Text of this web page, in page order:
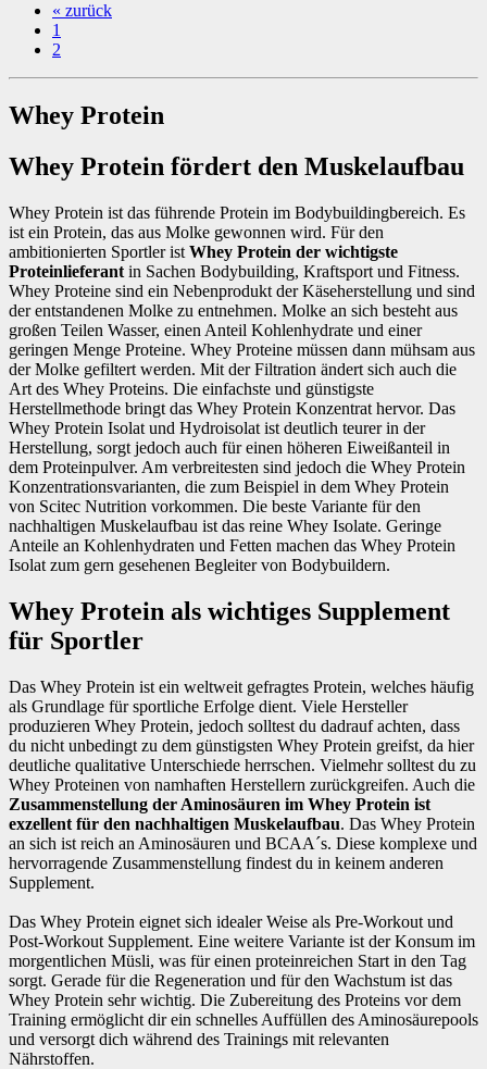
« zurück
1
2
Whey Protein
Whey Protein fördert den Muskelaufbau
Whey Protein ist das führende Protein im Bodybuildingbereich. Es
ist ein Protein, das aus Molke gewonnen wird. Für den
ambitionierten Sportler ist Whey Protein der wichtigste
Proteinlieferant in Sachen Bodybuilding, Kraftsport und Fitness.
Whey Proteine sind ein Nebenprodukt der Käseherstellung und sind
der entstandenen Molke zu entnehmen. Molke an sich besteht aus
großen Teilen Wasser, einen Anteil Kohlenhydrate und einer
geringen Menge Proteine. Whey Proteine müssen dann mühsam aus
der Molke gefiltert werden. Mit der Filtration ändert sich auch die
Art des Whey Proteins. Die einfachste und günstigste
Herstellmethode bringt das Whey Protein Konzentrat hervor. Das
Whey Protein Isolat und Hydroisolat ist deutlich teurer in der
Herstellung, sorgt jedoch auch für einen höheren Eiweißanteil in
dem Proteinpulver. Am verbreitesten sind jedoch die Whey Protein
Konzentrationsvarianten, die zum Beispiel in dem Whey Protein
von Scitec Nutrition vorkommen. Die beste Variante für den
nachhaltigen Muskelaufbau ist das reine Whey Isolate. Geringe
Anteile an Kohlenhydraten und Fetten machen das Whey Protein
Isolat zum gern gesehenen Begleiter von Bodybuildern.
Whey Protein als wichtiges Supplement
für Sportler
Das Whey Protein ist ein weltweit gefragtes Protein, welches häufig
als Grundlage für sportliche Erfolge dient. Viele Hersteller
produzieren Whey Protein, jedoch solltest du dadrauf achten, dass
du nicht unbedingt zu dem günstigsten Whey Protein greifst, da hier
deutliche qualitative Unterschiede herrschen. Vielmehr solltest du zu
Whey Proteinen von namhaften Herstellern zurückgreifen. Auch die
Zusammenstellung der Aminosäuren im Whey Protein ist
exzellent für den nachhaltigen Muskelaufbau. Das Whey Protein
an sich ist reich an Aminosäuren und BCAA´s. Diese komplexe und
hervorragende Zusammenstellung findest du in keinem anderen
Supplement.
Das Whey Protein eignet sich idealer Weise als Pre-Workout und
Post-Workout Supplement. Eine weitere Variante ist der Konsum im
morgentlichen Müsli, was für einen proteinreichen Start in den Tag
sorgt. Gerade für die Regeneration und für den Wachstum ist das
Whey Protein sehr wichtig. Die Zubereitung des Proteins vor dem
Training ermöglicht dir ein schnelles Auffüllen des Aminosäurepools
und versorgt dich während des Trainings mit relevanten
Nährstoffen.